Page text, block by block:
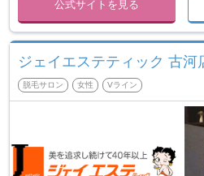
公式サイトを見る
ジェイエステティック 古河
脱毛サロン 女性 Vライン